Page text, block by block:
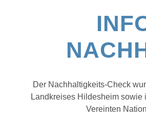
WISSENSWERTES
Der Nachhaltigkeits-Check
Landkreises Hildesheim
Vereinten